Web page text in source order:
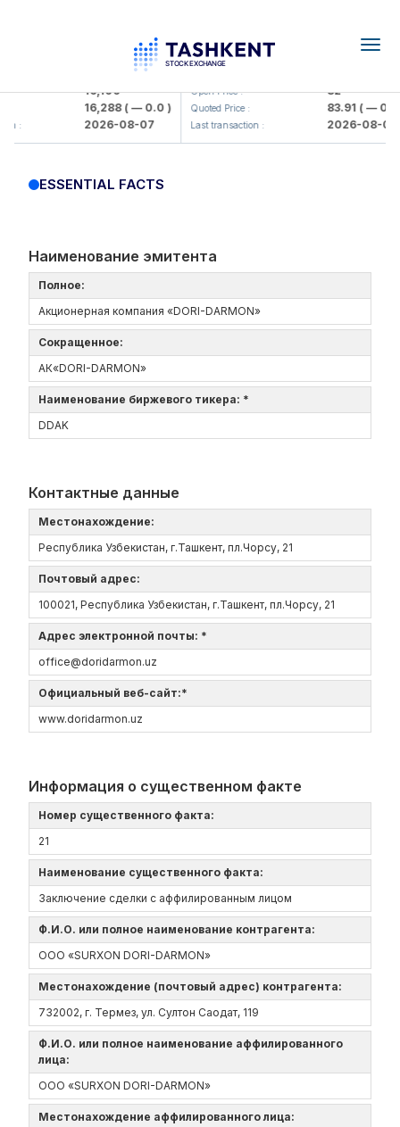
16,100
16,288( — 0.0 )
: 2026-08-07
KFSK (<Kafolat sug'urta
Open Price : 82
Quoted Price : 83.91( — 0.0 )
Last transaction : 2026-08-07
ESSENTIAL FACTS
Наименование эмитента
Полное:
Акционерная компания «DORI-DARMON»
Сокращенное:
АК«DORI-DARMON»
Наименование биржевого тикера: *
DDAK
Контактные данные
Местонахождение:
Республика Узбекистан, г.Ташкент, пл.Чорсу, 21
Почтовый адрес:
100021, Республика Узбекистан, г.Ташкент, пл.Чорсу, 21
Адрес электронной почты: *
office@doridarmon.uz
Официальный веб-сайт:*
www.doridarmon.uz
Информация о существенном факте
Номер существенного факта:
21
Наименование существенного факта:
Заключение сделки с аффилированным лицом
Ф.И.О. или полное наименование контрагента:
ООО «SURXON DORI-DARMON»
Местонахождение (почтовый адрес) контрагента:
732002, г. Термез, ул. Султон Саодат, 119
Ф.И.О. или полное наименование аффилированного
лица:
ООО «SURXON DORI-DARMON»
Местонахождение аффилированного лица: